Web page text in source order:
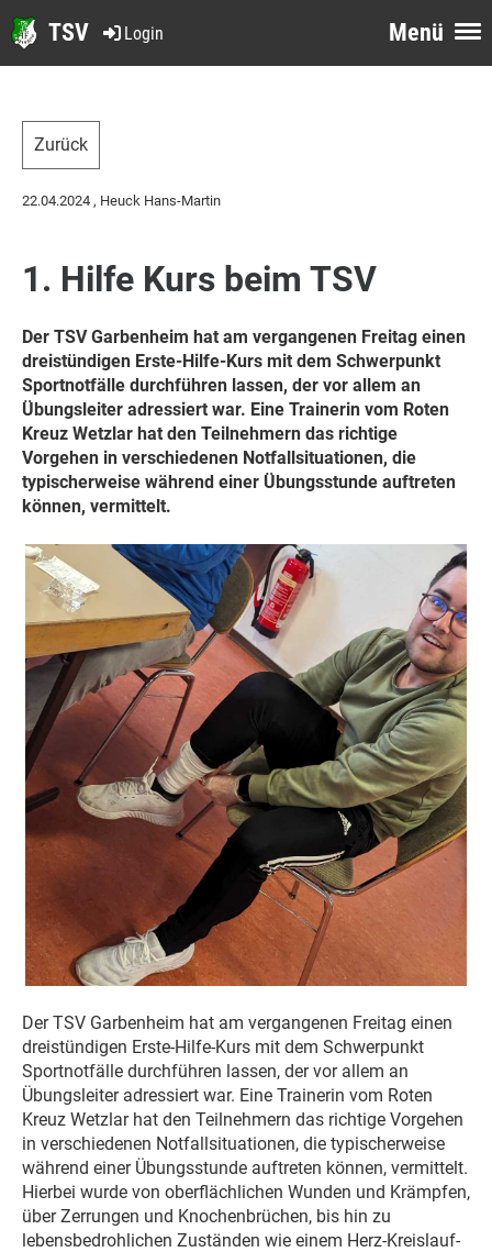
Menü
Login
TSV
Zurück
22.04.2024 , Heuck Hans-Martin
1. Hilfe Kurs beim TSV
Der TSV Garbenheim hat am vergangenen Freitag einen
dreistündigen Erste-Hilfe-Kurs mit dem Schwerpunkt
Sportnotfälle durchführen lassen, der vor allem an
Übungsleiter adressiert war. Eine Trainerin vom Roten
Kreuz Wetzlar hat den Teilnehmern das richtige
Vorgehen in verschiedenen Notfallsituationen, die
typischerweise während einer Übungsstunde auftreten
können, vermittelt.
Der TSV Garbenheim hat am vergangenen Freitag einen
dreistündigen Erste-Hilfe-Kurs mit dem Schwerpunkt
Sportnotfälle durchführen lassen, der vor allem an
Übungsleiter adressiert war. Eine Trainerin vom Roten
Kreuz Wetzlar hat den Teilnehmern das richtige Vorgehen
in verschiedenen Notfallsituationen, die typischerweise
während einer Übungsstunde auftreten können, vermittelt.
Hierbei wurde von oberflächlichen Wunden und Krämpfen,
über Zerrungen und Knochenbrüchen, bis hin zu
lebensbedrohlichen Zuständen wie einem Herz-Kreislauf-